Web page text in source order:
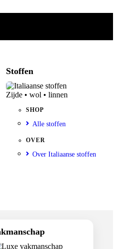
Stoffen
Zijde • wol • linnen
SHOP
Alle stoffen
OVER
Over Italiaanse stoffen